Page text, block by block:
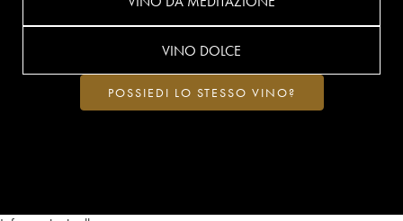
VINO DOLCE
POSSIEDI LO STESSO VINO?